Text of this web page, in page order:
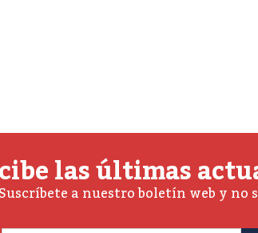
las últimas
a nuestro boletín web y no